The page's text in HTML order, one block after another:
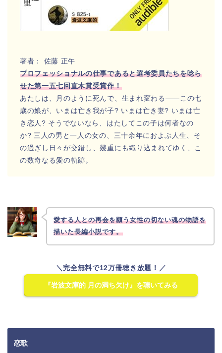
著者： 佐藤 正午
プロフェッショナルの仕事であると選考委員たちを唸ら
せた第一五七回直木賞受賞作！
あたしは、月のように死んで、生まれ変わる――この七
歳の娘が、いまは亡き我が子? いまは亡き妻? いまは亡
き恋人? そうでないなら、はたしてこの子は何者なの
か? 三人の男と一人の女の、三十余年におよぶ人生、そ
の過ぎし日々が交錯し、幾重にも織り込まれてゆく、こ
の数奇なる愛の軌跡。
愛する人との再会を願う女性の切ない魂の物語を
描いた長編小説です。
＼完全無料で12万冊聴き放題！／
『岩波文庫的 月の満ち欠け』を聴いてみる
恋歌